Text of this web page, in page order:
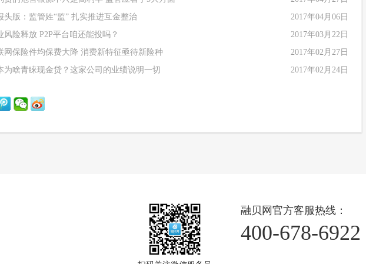
头版：监管姓“监” 扎实推进互金整治
2017年04月06日
风险释放 P2P平台咱还能投吗？
2017年03月22日
网保险件均保费大降 消费新特征亟待新险种
2017年02月27日
为啥青睐现金贷？这家公司的业绩说明一切
2017年02月24日
融贝网官方客服热线：
400-678-6922